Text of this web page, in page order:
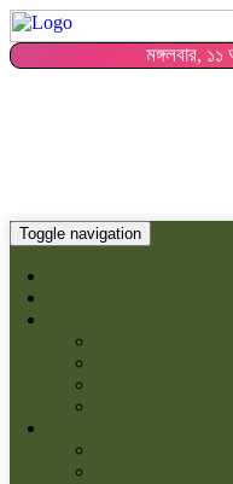
মঙ্গলবার,
Toggle navigation